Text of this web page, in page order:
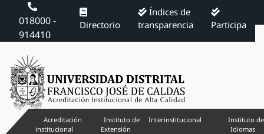
018000 -
914410
Directorio
Índices de
transparencia
Participa
Acreditación
institucional
Instituto de
Extensión
Interinstitucional
Instituto de
Idiomas